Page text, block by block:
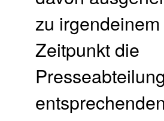
zu irgendeinem
Zeitpunkt die